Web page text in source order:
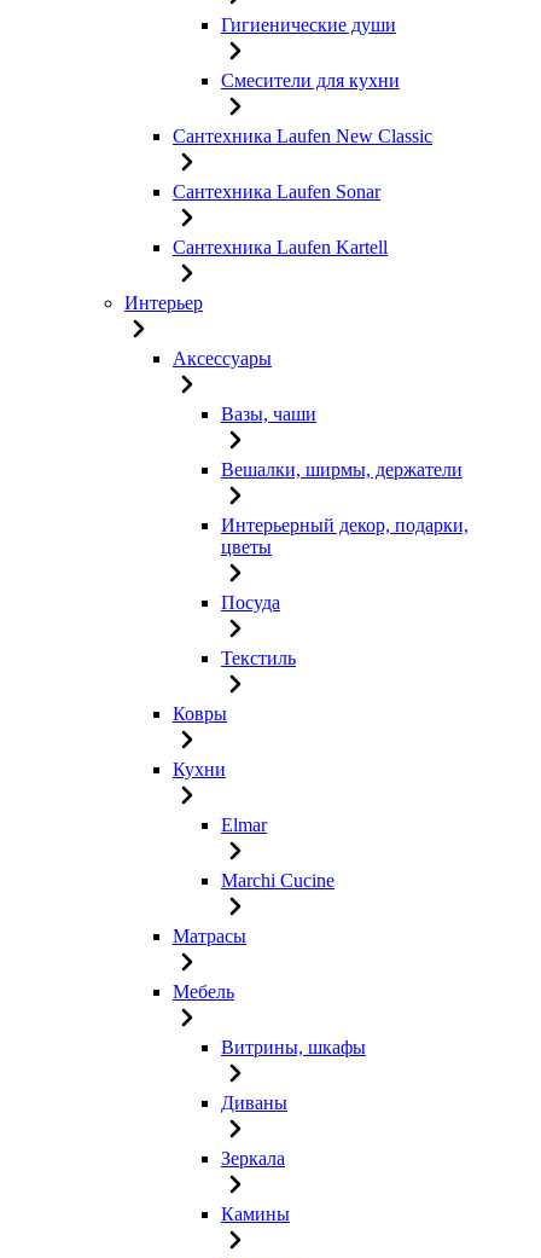
Гигиенические души
Смесители для кухни
Сантехника Laufen New Classic
Сантехника Laufen Sonar
Сантехника Laufen Kartell
Интерьер
Аксессуары
Вазы, чаши
Вешалки, ширмы, держатели
Интерьерный декор, подарки,
цветы
Посуда
Текстиль
Ковры
Кухни
Elmar
Marchi Cucine
Матрасы
Мебель
Витрины, шкафы
Диваны
Зеркала
Камины